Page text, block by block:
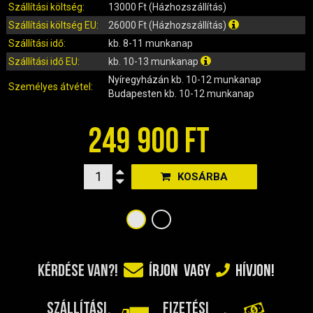
IZZÓ (ROBOGÓ, QUAD, MOTOR)
KARBURÁTOROK ÉS ALKATRÉSZEIK
KENŐANYAGOK, TISZTÍTÓK, ÁPOLÓK
KILÓMÉTERÓRA ÉS ALKATRÉSZEI
KORMÁNY ÉS ALKATRÉSZEI
LÁMPÁK, BÚRÁK
MOTORBLOKK KOMPLETT
RUHÁZAT, VÉDŐFELSZERELÉSEK
Szállítási költség:
13000 Ft (Házhozszállítás)
Szállítási költség EU:
26000 Ft (Házhozszállítás)
Szállítási idő:
kb. 8-11 munkanap
Szállítási idő EU:
kb. 10-13 munkanap
Személyes átvétel:
Nyíregyházán kb. 10-12 munkanap
Budapesten kb. 10-12 munkanap
249 900 FT
KOSÁRBA
KÉRDÉSE VAN?! ÍRJON VAGY HÍVJON!
SZÁLLÍTÁSI FIZETÉSI